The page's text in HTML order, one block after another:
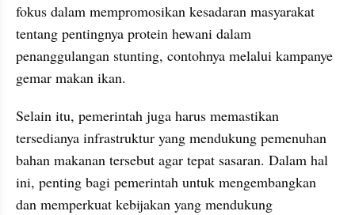
fokus dalam mempromosikan kesadaran masyarakat
tentang pentingnya protein hewani dalam
penanggulangan stunting, contohnya melalui kampanye
gemar makan ikan.
Selain itu, pemerintah juga harus memastikan
tersedianya infrastruktur yang mendukung pemenuhan
bahan makanan tersebut agar tepat sasaran. Dalam hal
ini, penting bagi pemerintah untuk mengembangkan
dan memperkuat kebijakan yang mendukung